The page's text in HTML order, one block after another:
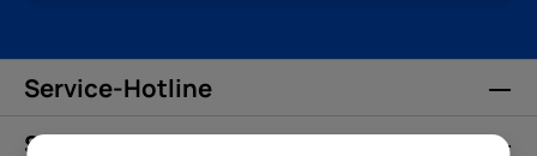
Service-Hotline
Service